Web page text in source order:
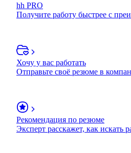
hh PRO
Получите работу быстрее с
Хочу у вас работать
Отправьте своё резюме в
Рекомендация по резюме
Эксперт расскажет, как искать